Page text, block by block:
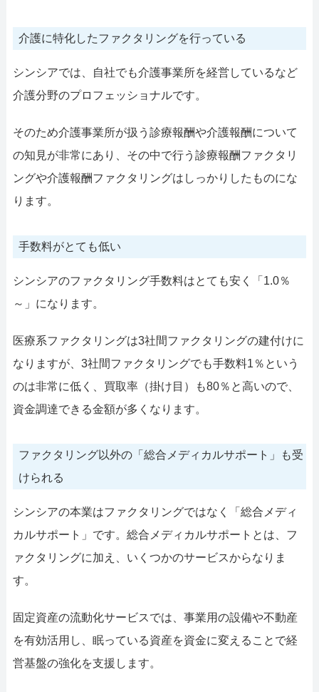
介護に特化したファクタリングを行っている
シンシアでは、自社でも介護事業所を経営しているなど
介護分野のプロフェッショナルです。
そのため介護事業所が扱う診療報酬や介護報酬について
の知見が非常にあり、その中で行う診療報酬ファクタリ
ングや介護報酬ファクタリングはしっかりしたものにな
ります。
手数料がとても低い
シンシアのファクタリング手数料はとても安く「1.0％
～」になります。
医療系ファクタリングは3社間ファクタリングの建付けに
なりますが、3社間ファクタリングでも手数料1％という
のは非常に低く、買取率（掛け目）も80％と高いので、
資金調達できる金額が多くなります。
ファクタリング以外の「総合メディカルサポート」も受
けられる
シンシアの本業はファクタリングではなく「総合メディ
カルサポート」です。総合メディカルサポートとは、フ
ァクタリングに加え、いくつかのサービスからなりま
す。
固定資産の流動化サービスでは、事業用の設備や不動産
を有効活用し、眠っている資産を資金に変えることで経
営基盤の強化を支援します。